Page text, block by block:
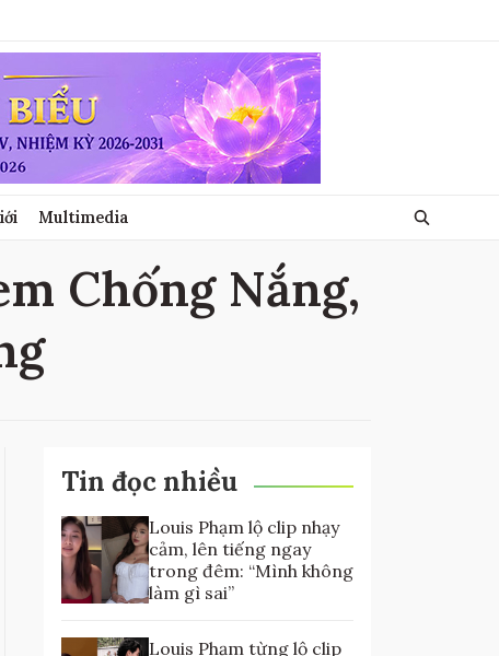
Multimedia
Chống Nắng,
Tin đọc nhiều
Louis Phạm lộ clip nhạy
cảm, lên tiếng ngay
trong đêm: “Mình không
làm gì sai”
Louis Phạm từng lộ clip